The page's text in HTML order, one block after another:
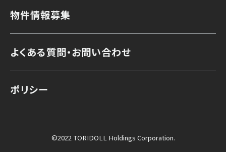
物件情報募集
よくある質問・お問い合わせ
ポリシー
©2022 TORIDOLL Holdings Corporation.